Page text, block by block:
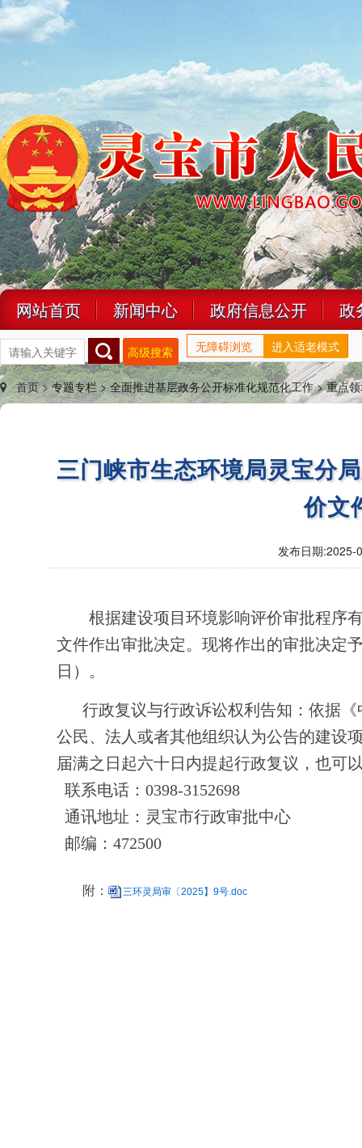
网站首页 新闻中心 政府信息公开 政
高级搜索 无障碍浏览 进入适老模式
首页 >专题专栏 >全面推进基层政务公开标准化规范化工作 >重点
三门峡市生态环境局灵宝分
价文
发布日期:2025-
根据建设项目环境影响评价审批程序
文件作出审批决定。现将作出的审批决定
日）。
行政复议与行政诉讼权利告知：依据
公民、法人或者其他组织认为公告的建设
届满之日起六十日内提起行政复议，也可
联系电话： 0398-3152698
通讯地址：灵宝市行政审批中心
邮编： 472500
附： 三环灵局审〔2025】9号.doc